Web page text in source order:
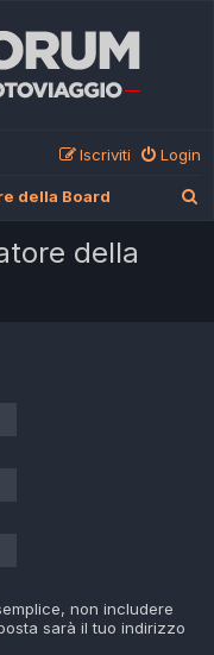
Login
Iscriviti
della Board
della
non includere
sarà il tuo indirizzo